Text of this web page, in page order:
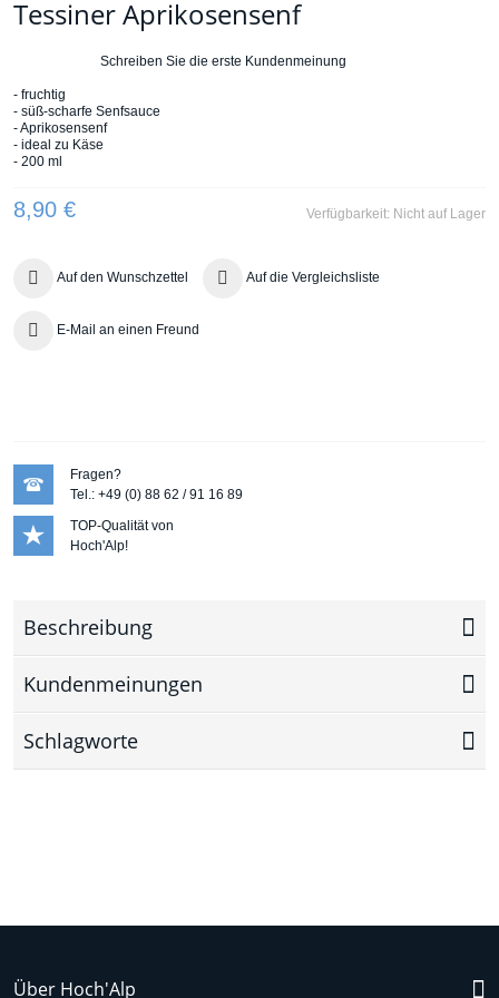
Tessiner Aprikosensenf
Schreiben Sie die erste Kundenmeinung
- fruchtig
- süß-scharfe Senfsauce
- Aprikosensenf
- ideal zu Käse
- 200 ml
Verfügbarkeit: Nicht auf Lager
8,90 €
Auf den Wunschzettel Auf die Vergleichsliste
E-Mail an einen Freund
Fragen?
Tel.: +49 (0) 88 62 / 91 16 89
TOP-Qualität von
Hoch'Alp!
Beschreibung
Kundenmeinungen
Schlagworte
Über Hoch'Alp